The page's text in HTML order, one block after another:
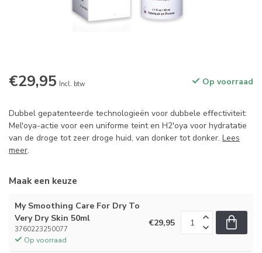
€29,95 Incl. btw Op voorraad
Dubbel gepatenteerde technologieën voor dubbele effectiviteit:
Mel'oya-actie voor een uniforme teint en H2'oya voor hydratatie
van de droge tot zeer droge huid, van donker tot donker. Lees
meer.
Maak een keuze
My Smoothing Care For Dry To
Very Dry Skin 50ml
3760223250077
Op voorraad
€29,95